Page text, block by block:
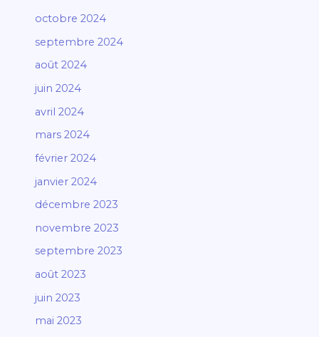
octobre 2024
septembre 2024
août 2024
juin 2024
avril 2024
mars 2024
février 2024
janvier 2024
décembre 2023
novembre 2023
septembre 2023
août 2023
juin 2023
mai 2023